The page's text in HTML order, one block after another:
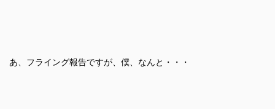
あ、フライング報告ですが、僕、なんと・・・